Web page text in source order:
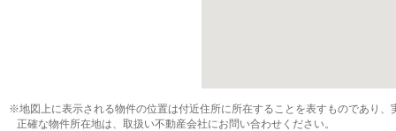
※地図上に表示される物件の位置は付近住所に所在することを表すものであり
正確な物件所在地は、取扱い不動産会社にお問い合わせください。